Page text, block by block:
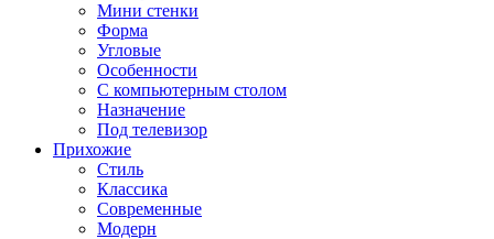
Мини стенки
Форма
Угловые
Особенности
С компьютерным столом
Назначение
Под телевизор
Прихожие
Стиль
Классика
Современные
Модерн